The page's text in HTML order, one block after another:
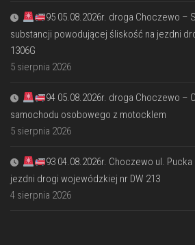
95 05.08.2026r. droga Choczewo –
substancji powodującej śliskość na jezdni
1306G
5 sierpnia 2026
94 05.08.2026r. droga Choczewo –
samochodu osobowego z motocklem
5 sierpnia 2026
93 04.08.2026r. Choczewo ul.
jezdni drogi wojewódzkiej nr DW 213
4 sierpnia 2026